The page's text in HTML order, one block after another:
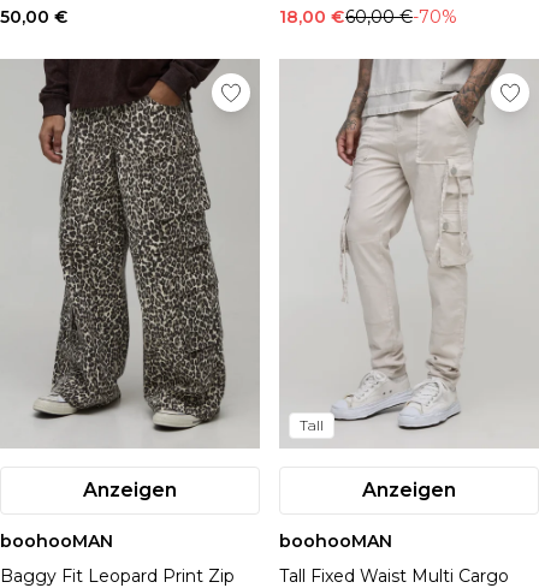
50,00 € 18,00 €60,00 €-70%
Anzeigen
boohooMAN
Baggy Fit Leopard Print Zip
Tall
Anzeigen
boohooMAN
Tall Fixed Waist Multi Cargo